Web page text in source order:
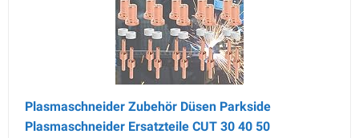
Plasmaschneider Zubehör Düsen Parkside
Plasmaschneider Ersatzteile CUT 30 40 50